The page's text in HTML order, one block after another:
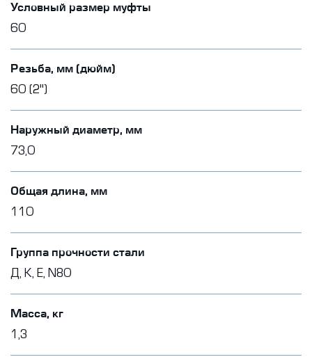
Условный размер муфты
60
Резьба, мм (дюйм)
60 (2")
Наружный диаметр, мм
73,0
Общая длина, мм
110
Группа прочности стали
Д, К, Е, N80
Масса, кг
1,3